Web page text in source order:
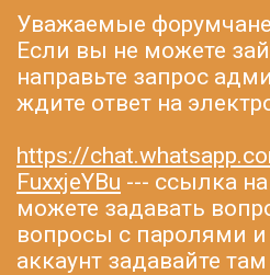
Уважаемые
Если вы не можете
направьте запрос
ждите ответ на
https://
FuxxjeYBu --- ссылка
можете задавать
вопросы с паролями
аккаунт задавайте